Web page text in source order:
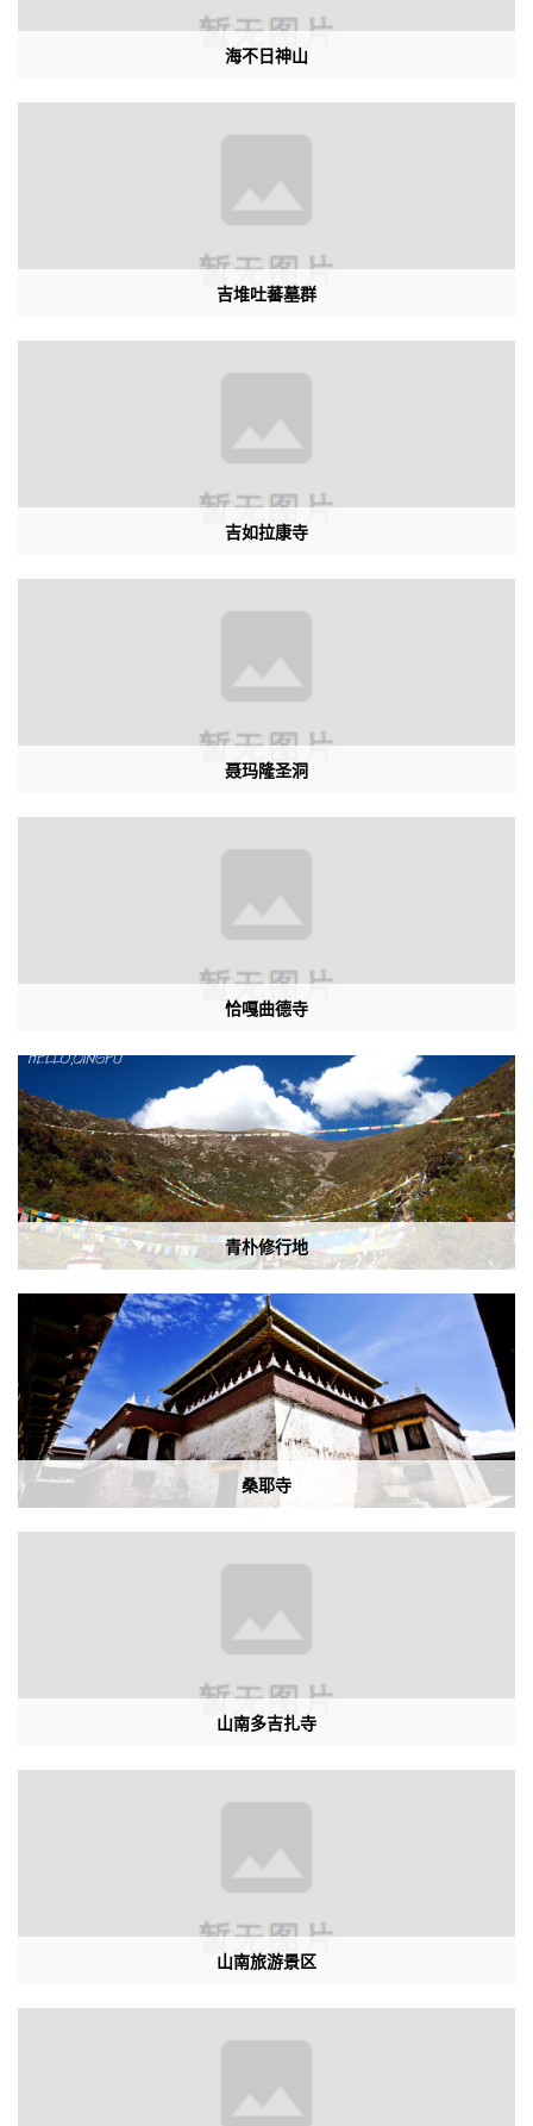
成就，成为降庆巴的心传弟子，因自己是在家居士，故创立了此尼姑
庵。从寺庙的屋顶可以看到他的家……现在已成一片废墟的几间房屋，
玛派寺庙德格竹庆寺嘎嘎活佛曾亲临该寺，开光祝福，该寺的一堵墙中
来的，树下有清泉，是仁增普美林巴用法力打开的泉水，以前该地是一
个贫瘠的山沟，因为这泉水的发掘，就出现了兴旺的次仁降寺。
海不日神山
吉堆吐蕃墓群
吉如拉康寺
聂玛隆圣洞
恰嘎曲德寺
青朴修行地
桑耶寺
山南多吉扎寺
山南旅游景区